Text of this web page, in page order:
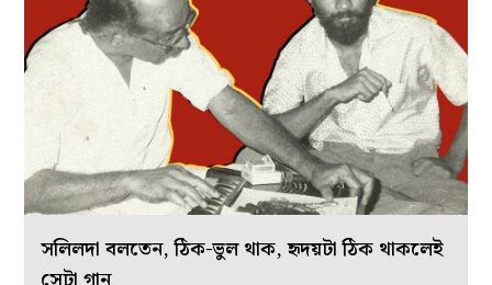
সলিলদা বলতেন, ঠিক-ভুল থাক, হৃদয়টা ঠিক থাকলেই